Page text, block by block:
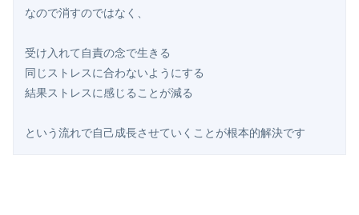
なので消すのではなく、
受け入れて自責の念で生きる
同じストレスに合わないようにする
結果ストレスに感じることが減る
という流れで自己成長させていくことが根本的解決です